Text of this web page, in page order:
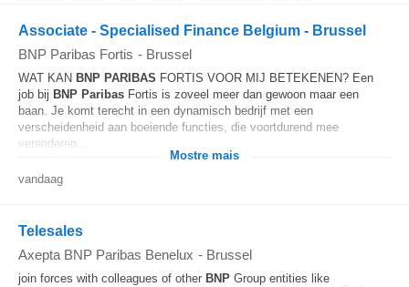
Associate - Specialised Finance Belgium - Brussel
BNP Paribas Fortis - Brussel
WAT KAN BNP PARIBAS FORTIS VOOR MIJ BETEKENEN? Een
job bij BNP Paribas Fortis is zoveel meer dan gewoon maar een
baan. Je komt terecht in een dynamisch bedrijf met een
verscheidenheid aan boeiende functies, die voortdurend mee
veranderen...
Mostre mais
vandaag
Telesales
Axepta BNP Paribas Benelux - Brussel
join forces with colleagues of other BNP Group entities like